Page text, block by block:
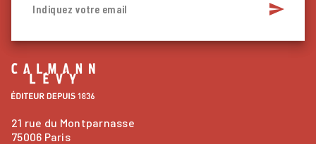
Indiquez votre email send
21 rue du Montparnasse
75006 Paris